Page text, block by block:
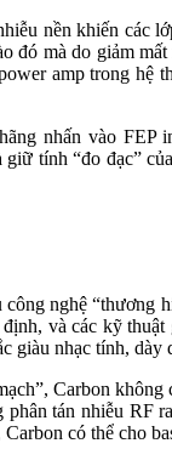
nền khiến các
đó mà do giảm
amp trong hệ
nhấn vào FEP
tính “đo đạc”
nghệ “thương
và các kỹ
nhạc tính, dày
Carbon không
tán nhiễu RF
có thể cho